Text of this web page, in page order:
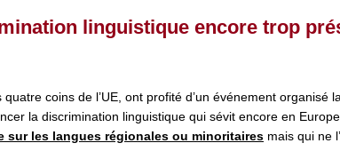
linguistique encore trop
quatre coins de l’UE, ont profité d’un événement organisé
la discrimination linguistique qui sévit encore en
sur les langues régionales ou minoritaires mais qui ne